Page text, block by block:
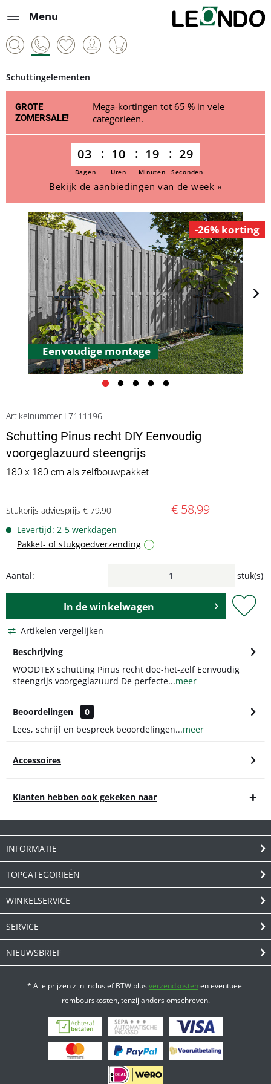
Menu
Schuttingelementen
GROTE
ZOMERSALE!
Mega-kortingen tot 65 % in vele
categorieën.
03 10 19 29
Dagen Uren Minuten Seconden
Bekijk de aanbiedingen van de week »
-26% korting
Eenvoudige montage
Artikelnummer L7111196
Schutting Pinus recht DIY Eenvoudig
voorgeglazuurd steengrijs
180 x 180 cm als zelfbouwpakket
Stukprijs adviesprijs € 79,90 € 58,99
Levertijd: 2-5 werkdagen
Pakket- of stukgoedverzending
i
Aantal: stuk(s)
In dewinkelwagen
Artikelen vergelijken
Beschrijving
WOODTEX schutting Pinus recht doe-het-zelf Eenvoudig
steengrijs voorgeglazuurd De perfecte...meer
Beoordelingen
0
Lees, schrijf en bespreek beoordelingen...meer
Accessoires
Klanten hebben ook gekeken naar
INFORMATIE
TOPCATEGORIEËN
WINKELSERVICE
SERVICE
NIEUWSBRIEF
* Alle prijzen zijn inclusief BTW plusverzendkostenen eventueel
rembourskosten, tenzij anders omschreven.